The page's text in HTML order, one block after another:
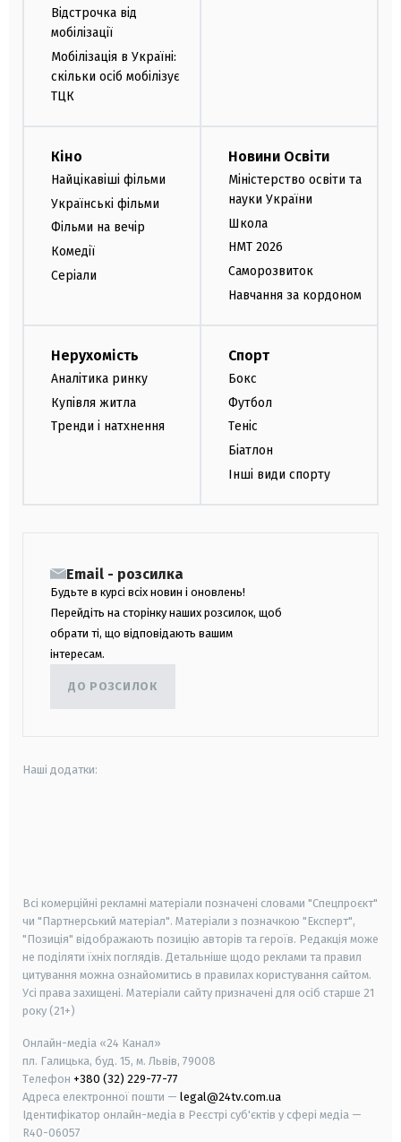
Відстрочка від
мобілізації
Мобілізація в Україні:
скільки осіб мобілізує
ТЦК
Кіно
Найцікавіші фільми
Українські фільми
Фільми на вечір
Комедії
Серіали
Новини Освіти
Міністерство освіти та
науки України
Школа
НМТ 2026
Саморозвиток
Навчання за кордоном
Нерухомість
Аналітика ринку
Купівля житла
Тренди і натхнення
Спорт
Бокс
Футбол
Теніс
Біатлон
Інші види спорту
Email - розсилка
Будьте в курсі всіх новин і оновлень!
Перейдіть на сторінку наших розсилок, щоб
обрати ті, що відповідають вашим
інтересам.
ДО РОЗСИЛОК
Наші додатки:
Всі комерційні рекламні матеріали позначені словами "Спецпроєкт"
чи "Партнерський матеріал". Матеріали з позначкою "Експерт",
"Позиція" відображають позицію авторів та героїв. Редакція може
не поділяти їхніх поглядів. Детальніше щодо реклами та правил
цитування можна ознайомитись в правилах користування сайтом.
Усі права захищені. Матеріали сайту призначені для осіб старше 21
року (21+)
Онлайн-медіа «24 Канал»
пл. Галицька, буд. 15, м. Львів, 79008
Телефон +380 (32) 229-77-77
Адреса електронної пошти — legal@24tv.com.ua
Ідентифікатор онлайн-медіа в Реєстрі суб'єктів у сфері медіа —
R40-06057